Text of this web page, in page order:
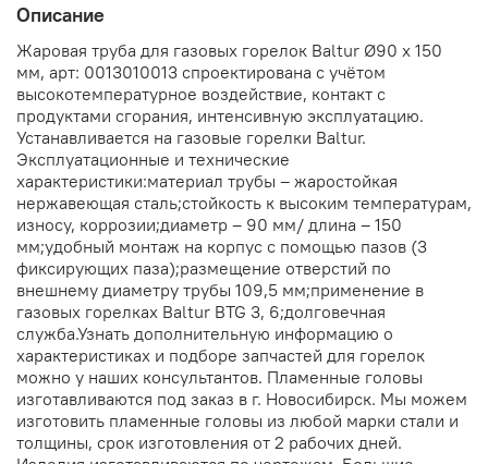
Описание
Жаровая труба для газовых горелок Baltur Ø90 x 150
мм, арт: 0013010013 спроектирована с учётом
высокотемпературное воздействие, контакт с
продуктами сгорания, интенсивную эксплуатацию.
Устанавливается на газовые горелки Baltur.
Эксплуатационные и технические
характеристики:материал трубы – жаростойкая
нержавеющая сталь;стойкость к высоким температурам,
износу, коррозии;диаметр – 90 мм/ длина – 150
мм;удобный монтаж на корпус с помощью пазов (3
фиксирующих паза);размещение отверстий по
внешнему диаметру трубы 109,5 мм;применение в
газовых горелках Baltur BTG 3, 6;долговечная
служба.Узнать дополнительную информацию о
характеристиках и подборе запчастей для горелок
можно у наших консультантов. Пламенные головы
изготавливаются под заказ в г. Новосибирск. Мы можем
изготовить пламенные головы из любой марки стали и
толщины, срок изготовления от 2 рабочих дней.